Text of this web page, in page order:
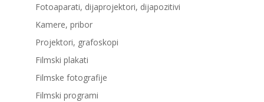
Fotoaparati, dijaprojektori, dijapozitivi
Kamere, pribor
Projektori, grafoskopi
Filmski plakati
Filmske fotografije
Filmski programi